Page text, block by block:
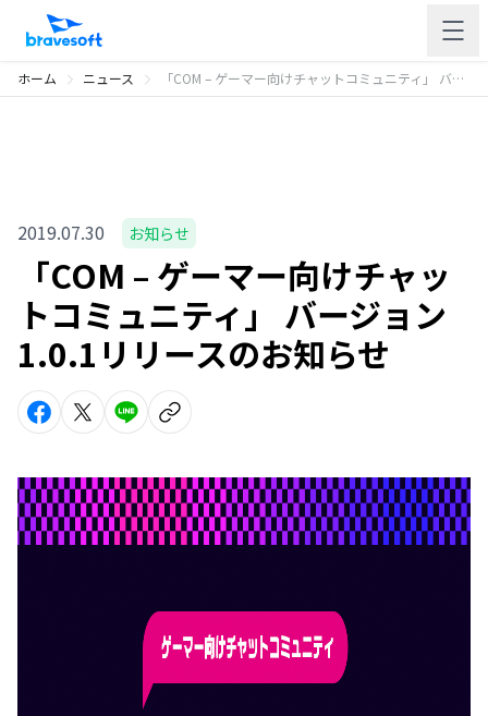
ホーム ニュース 「COM – ゲーマー向けチャットコミュニティ」 バージョン 1.0.1リリースのお知らせ
2019.07.30 お知らせ
「COM – ゲーマー向けチャッ
トコミュニティ」 バージョン
1.0.1リリースのお知らせ